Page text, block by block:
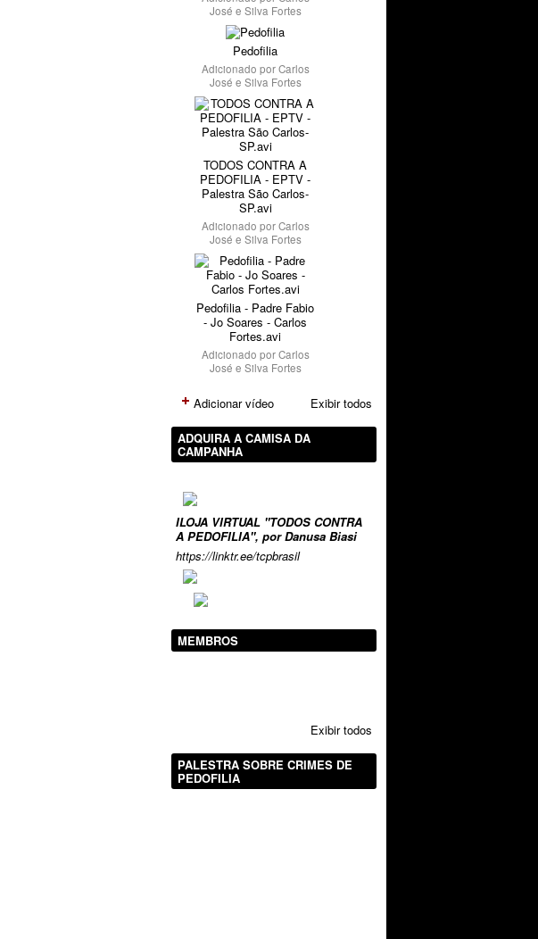
José e Silva Fortes
Pedofilia
Adicionado porCarlos
José e Silva Fortes
TODOS CONTRA A
PEDOFILIA - EPTV -
Palestra São Carlos-
SP.avi
Adicionado porCarlos
José e Silva Fortes
Pedofilia - Padre Fabio
- Jo Soares - Carlos
Fortes.avi
Adicionado porCarlos
José e Silva Fortes
Adicionar vídeo Exibir todos
ADQUIRA A CAMISA DA
CAMPANHA
ILOJA VIRTUAL "TODOS CONTRA
A PEDOFILIA", por Danusa Biasi
https://linktr.ee/tcpbrasil
MEMBROS
Exibir todos
PALESTRA SOBRE CRIMES DE
PEDOFILIA